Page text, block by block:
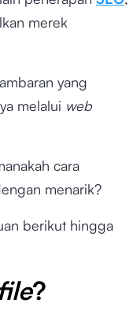
merek
yang
melalui web
cara
menarik?
berikut hingga
?